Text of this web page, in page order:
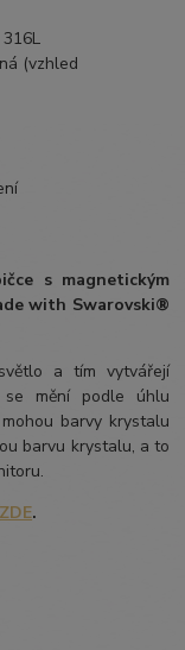
(vzhled
s magnetickým
with Swarovski®
a tím vytvářejí
se mění podle úhlu
barvy krystalu
barvu krystalu, a to
ZDE.